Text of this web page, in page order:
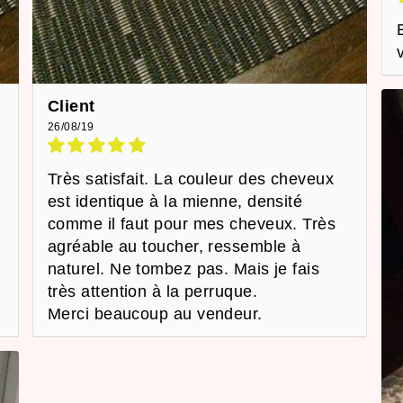
Client
26/08/19
Très satisfait. La couleur des cheveux
est identique à la mienne, densité
comme il faut pour mes cheveux. Très
agréable au toucher, ressemble à
naturel. Ne tombez pas. Mais je fais
très attention à la perruque.
Merci beaucoup au vendeur.